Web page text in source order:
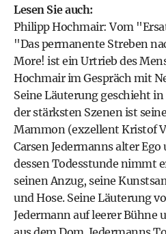
Lesen Sie auch:
Philipp Hochmair: Vom
"Das permanente Streben
More! ist ein Urtrieb des
Hochmair im Gespräch mit
Seine Läuterung geschieht
der stärksten Szenen ist
Mammon (exzellent Kristof
Carsen Jedermanns alter
dessen Todesstunde nimmt
seinen Anzug, seine
und Hose. Seine Läuterung
Jedermann auf leerer Bühne